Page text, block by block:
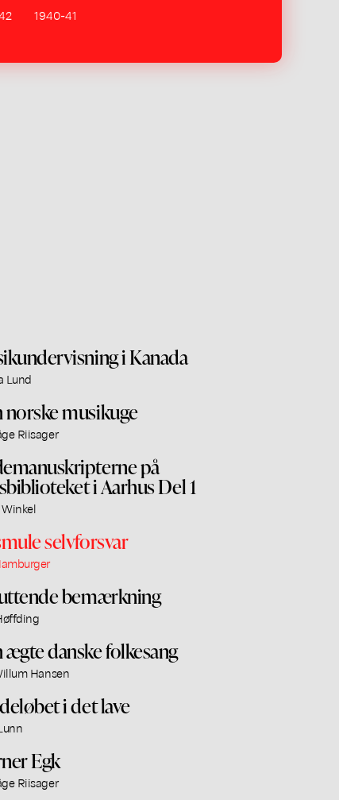
1940-41
i Kanada
Lund
norske musikuge
Riisager
på
i Aarhus Del 1
selvforsvar
bemærkning
ægte danske folkesang
Hansen
i det lave
Egk
Riisager